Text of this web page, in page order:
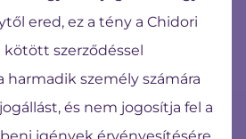
ered, ez a tény a Chidori
szerződéssel
harmadik személy számára
és nem jogosítja fel a